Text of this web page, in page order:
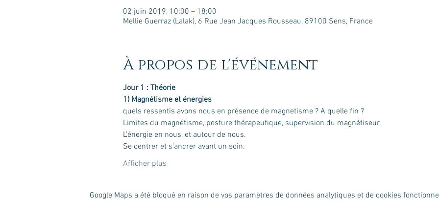
02 juin 2019, 10:00 – 18:00
Mellie Guerraz (Lalak), 6 Rue Jean Jacques Rousseau, 89100 Sens, France
À propos de l'événement
Jour 1 : Théorie
1) Magnétisme et énergies
Limites du magnétisme, posture thérapeutique, supervision du magnétiseur
Afficher plus
Google Maps a été bloqué en raison de vos paramètres de données analytiques et de cookies